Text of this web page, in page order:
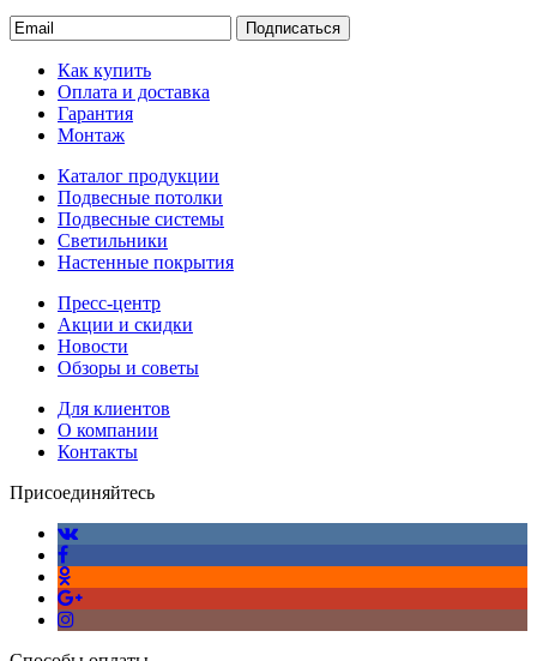
Подписаться
Как купить
Оплата и доставка
Гарантия
Монтаж
Каталог продукции
Подвесные потолки
Подвесные системы
Светильники
Настенные покрытия
Пресс-центр
Акции и скидки
Новости
Обзоры и советы
Для клиентов
О компании
Контакты
Присоединяйтесь